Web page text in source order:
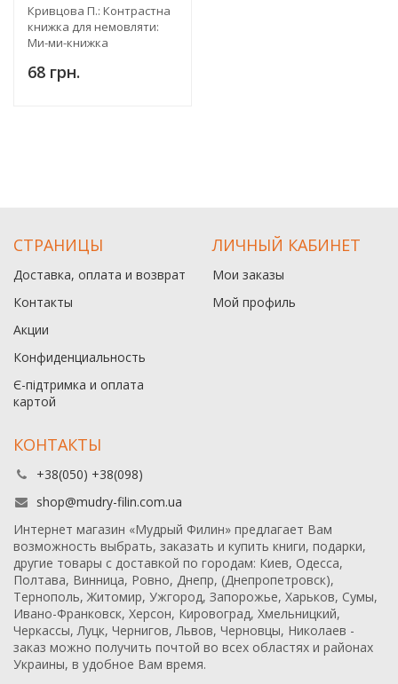
Кривцова П.: Контрастна
книжка для немовляти:
Ми-ми-книжка
68 грн.
СТРАНИЦЫ
Доставка, оплата и возврат
Контакты
Акции
Конфиденциальность
Є-підтримка и оплата
картой
ЛИЧНЫЙ КАБИНЕТ
Мои заказы
Мой профиль
КОНТАКТЫ
+38(050) +38(098)
shop@mudry-filin.com.ua
Интернет магазин «Мудрый Филин» предлагает Вам
возможность выбрать, заказать и купить книги, подарки,
другие товары с доставкой по городам: Киев, Одесса,
Полтава, Винница, Ровно, Днепр, (Днепропетровск),
Тернополь, Житомир, Ужгород, Запорожье, Харьков, Сумы,
Ивано-Франковск, Херсон, Кировоград, Хмельницкий,
Черкассы, Луцк, Чернигов, Львов, Черновцы, Николаев -
заказ можно получить почтой во всех областях и районах
Украины, в удобное Вам время.